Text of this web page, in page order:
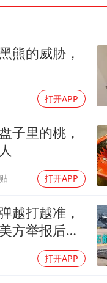
东方之约 相约未来
熊的威胁，
打开APP
子里的桃，
打开APP
越打越准，
方举报后，
打开APP